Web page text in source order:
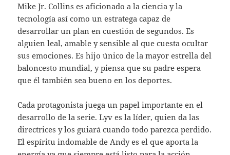
Mike Jr. Collins es aficionado a la ciencia y la
tecnología así como un estratega capaz de
desarrollar un plan en cuestión de segundos. Es
alguien leal, amable y sensible al que cuesta ocultar
sus emociones. Es hijo único de la mayor estrella del
baloncesto mundial, y piensa que su padre espera
que él también sea bueno en los deportes.
Cada protagonista juega un papel importante en el
desarrollo de la serie. Lyv es la líder, quien da las
directrices y los guiará cuando todo parezca perdido.
El espíritu indomable de Andy es el que aporta la